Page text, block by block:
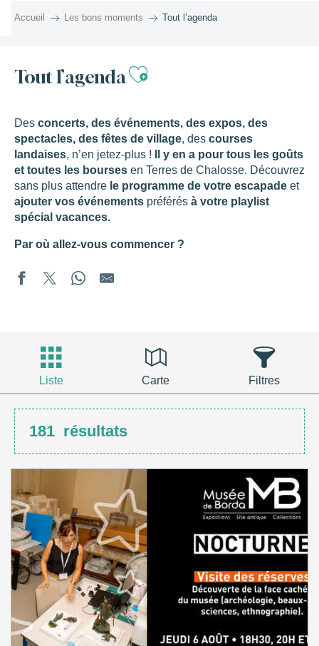
Accueil Les bons moments Tout l’agenda
Tout l’agendaAjouter aux
Des concerts, des événements, des expos, des
spectacles, des fêtes de village, des courses
landaises, n’en jetez-plus !
Il y en a pour tous les goûts
et toutes les bourses en Terres de Chalosse. Découvrez
sans plus attendre le programme de votre escapade et
ajouter vos événements préférés à votre playlist
spécial vacances.
Par où allez-vous commencer ?
Liste Carte Filtres
181 résultats